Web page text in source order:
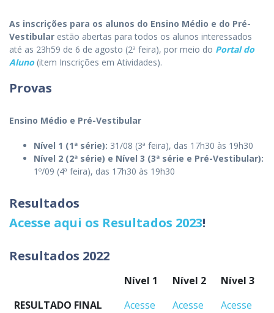
As inscrições para os alunos do Ensino Médio e do Pré-
Vestibular estão abertas para todos os alunos interessados
até as 23h59 de 6 de agosto (2ª feira), por meio do Portal do
Aluno (item Inscrições em Atividades).
Provas
Ensino Médio e Pré-Vestibular
Nível 1 (1ª série): 31/08 (3ª feira), das 17h30 às 19h30
Nível 2 (2ª série) e Nível 3 (3ª série e Pré-Vestibular):
1º/09 (4ª feira), das 17h30 às 19h30
Resultados
Acesse aqui os Resultados 2023!
Resultados 2022
Nível 1 Nível 2
Nível 3
RESULTADO FINAL
Acesse
Acesse
Acesse